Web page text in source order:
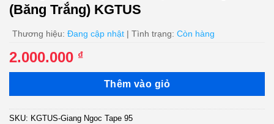
(Băng Trắng) KGTUS
Thương hiệu: Đang cập nhật | Tình trạng: Còn hàng
2.000.000 ₫
Thêm vào giỏ
SKU: KGTUS-Giang Ngoc Tape 95